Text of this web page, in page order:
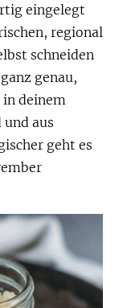
eingelegt
regional
schneiden
genau,
deinem
aus
geht es